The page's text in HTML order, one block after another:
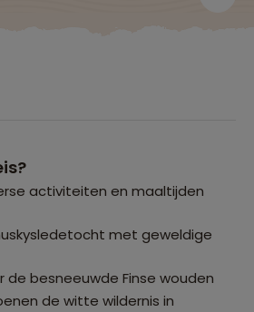
activiteiten en maaltijden
met geweldige
de besneeuwde Finse wouden
de witte wildernis in